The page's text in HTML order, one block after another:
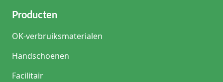
Producten
OK-verbruiksmaterialen
Handschoenen
Facilitair